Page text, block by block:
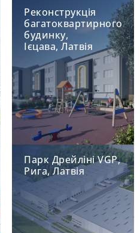
Реконструкція
багатоквартирного
будинку,
Ієцава, Латвія
Парк Дрейліні VGP,
Рига, Латвія